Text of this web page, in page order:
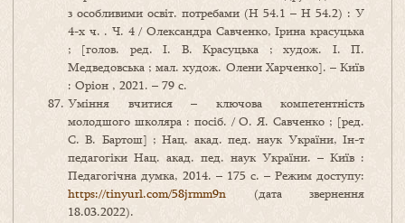
з особливими освіт. потребами (Н 54.1 – Н 54.2) : У
4-х ч. . Ч. 4 / Олександра Савченко, Ірина красуцька
; [голов. ред. І. В. Красуцька ; худож. І. П.
Медведовська ; мал. худож. Олени Харченко]. – Київ
: Оріон , 2021. – 79 с.
Уміння вчитися – ключова компетентність
молодшого школяра : посіб. / О. Я. Савченко ; [ред.
С. В. Бартош] ; Нац. акад. пед. наук України, Ін-т
педагогіки Нац. акад. пед. наук України. – Київ :
Педагогічна думка, 2014. – 175 с. – Режим доступу:
https://tinyurl.com/58jrmm9n (дата звернення
18.03.2022).